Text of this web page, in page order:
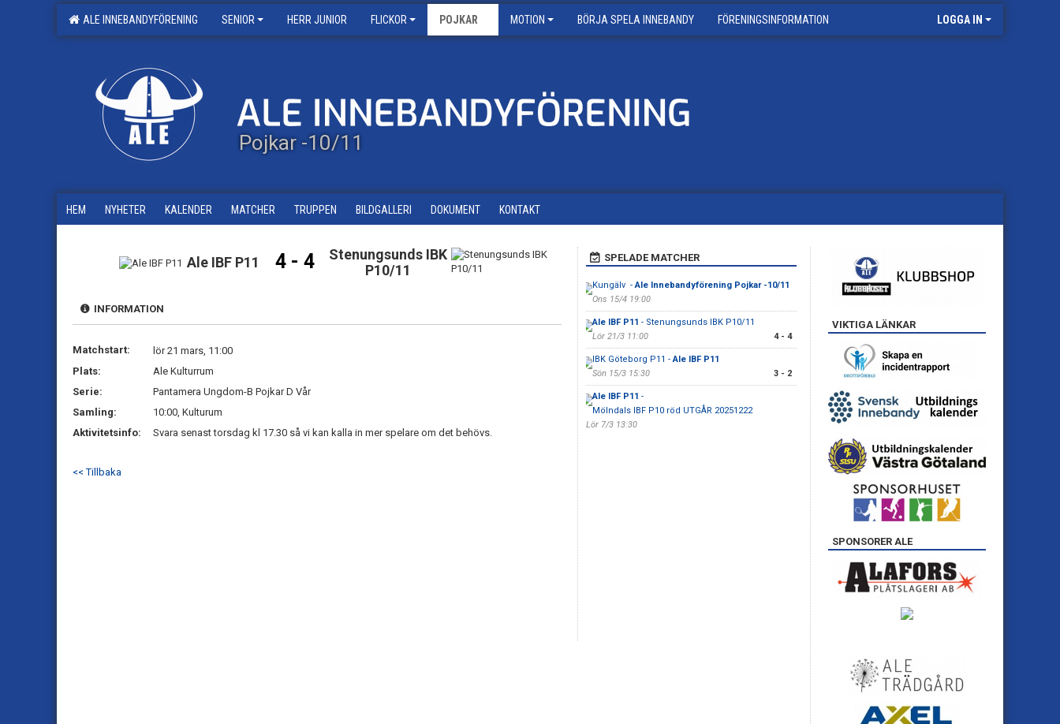
ALE INNEBANDYFÖRENING SENIOR HERR JUNIOR FLICKOR POJKAR MOTION BÖRJA SPELA INNEBANDY FÖRENINGSINFORMATION LOGGA IN
Pojkar -10/11
HEM NYHETER KALENDER MATCHER TRUPPEN BILDGALLERI DOKUMENT KONTAKT
Ale IBF P11 4 - 4
Stenungsunds IBK
P10/11
INFORMATION
Matchstart:
lör 21 mars, 11:00
Plats:
Ale Kulturrum
Serie:
Pantamera Ungdom-B Pojkar D Vår
Samling:
10:00, Kulturum
Aktivitetsinfo:
Svara senast torsdag kl 17.30 så vi kan kalla in mer spelare om det behövs.
<< Tillbaka
SPELADE MATCHER
Kungälv -Ale Innebandyförening Pojkar -10/11
Ons 15/4 19:00
Ale IBF P11 - Stenungsunds IBK P10/11
Lör 21/3 11:00
4 - 4
IBK Göteborg P11 -Ale IBF P11
Sön 15/3 15:30
3 - 2
Ale IBF P11 -
Mölndals IBF P10 röd UTGÅR 20251222
Lör 7/3 13:30
VIKTIGA LÄNKAR
SPONSORER ALE